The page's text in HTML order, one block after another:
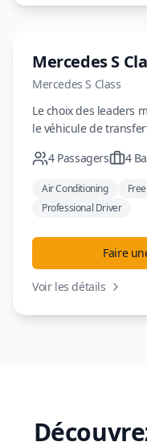
Mercedes S
Mercedes S Class
Le choix des leaders
le véhicule de
4 Passagers 4
Air Conditioning
Professional Driver
Faire
Voir les détails